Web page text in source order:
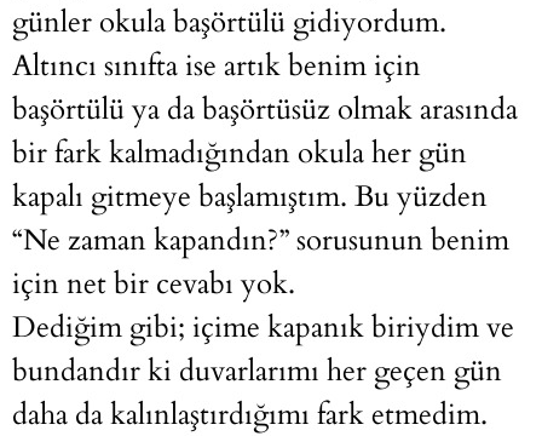
günler okula başörtülü gidiyordum.
Altıncı sınıfta ise artık benim için
başörtülü ya da başörtüsüz olmak arasında
bir fark kalmadığından okula her gün
kapalı gitmeye başlamıştım. Bu yüzden
“Ne zaman kapandın?” sorusunun benim
için net bir cevabı yok.
Dediğim gibi; içime kapanık biriydim ve
bundandır ki duvarlarımı her geçen gün
daha da kalınlaştırdığımı fark etmedim.